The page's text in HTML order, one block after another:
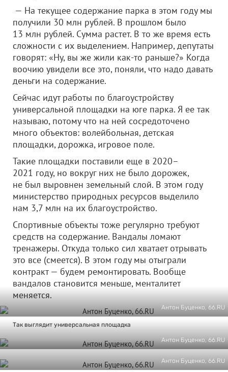
— На текущее содержание парка в этом году мы
получили 30 млн рублей. В прошлом было
13 млн рублей. Сумма растет. В то же время есть
сложности с их выделением. Например, депутаты
говорят: «Ну, вы же жили как-то раньше?» Когда
воочию увидели все это, поняли, что надо давать
деньги на содержание.
Сейчас идут работы по благоустройству
универсальной площадки на юге парка. Я ее так
называю, потому что на ней сосредоточено
много объектов: волейбольная, детская
площадки, дорожка, игровое поле.
Такие площадки поставили еще в 2020–
2021 году, но вокруг них не было дорожек,
не был выровнен земельный слой. В этом году
министерство природных ресурсов выделило
нам 3,7 млн на их благоустройство.
Спортивные объекты тоже регулярно требуют
средств на содержание. Вандалы ломают
тренажеры. Откуда только сил хватает отрывать
это все (смеется). В этом году мы отыграли
контракт — будем ремонтировать. Вообще
вандалов становится меньше, менталитет
меняется.
Антон Буценко, 66.RU
Так выглядит универсальная площадка
Антон Буценко, 66.RU
Антон Буценко, 66.RU